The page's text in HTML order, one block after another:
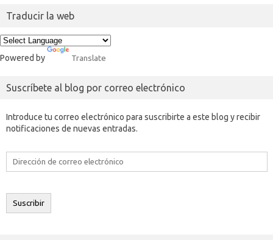
Traducir la web
Powered by Translate
Suscríbete al blog por correo electrónico
Introduce tu correo electrónico para suscribirte a este blog y recibir
notificaciones de nuevas entradas.
Dirección
electrónico
Suscribir